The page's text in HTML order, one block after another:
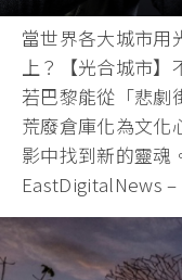
當世界各大城市用
上？【光合城市
若巴黎能從「悲劇
荒廢倉庫化為文化
影中找到新的靈魂
EastDigitalNews